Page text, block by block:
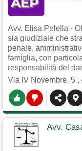
Avv. Elisa Pelella -
sia giudiziale che
penale,
famiglia, con
responsabilità del
Via IV Novembre, 5 ,
Avv.